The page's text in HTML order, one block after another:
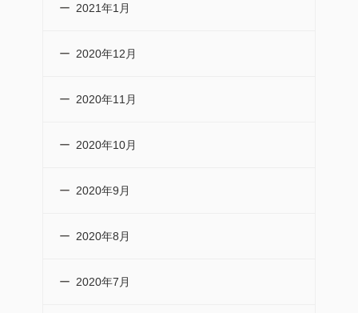
2021年1月
2020年12月
2020年11月
2020年10月
2020年9月
2020年8月
2020年7月